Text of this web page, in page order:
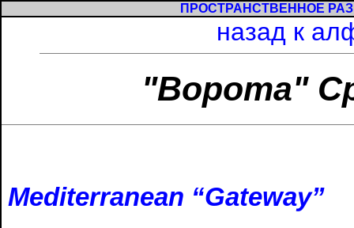
ПРОСТРАНСТВЕННОЕ
назад к
"Ворота"
Mediterranean “Gateway”